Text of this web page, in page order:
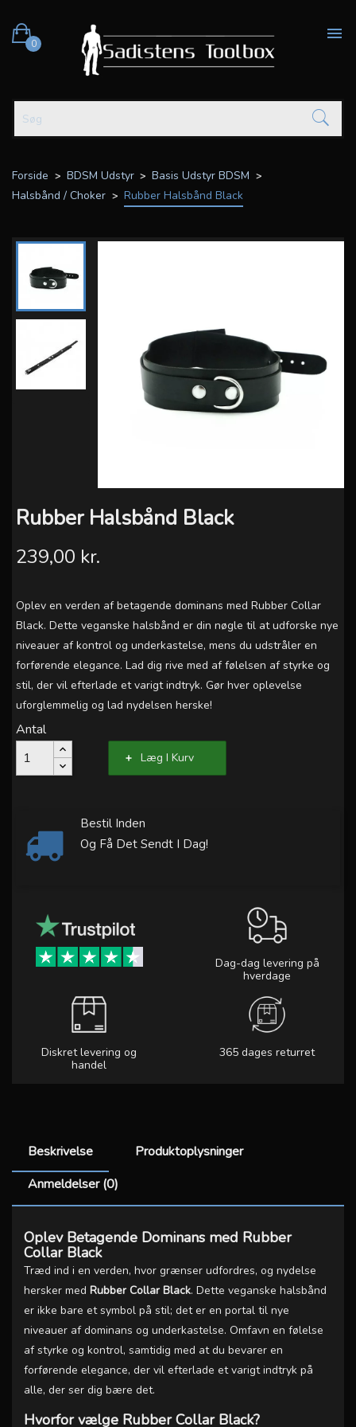
0

Forside BDSM Udstyr
Basis Udstyr BDSM
Halsbånd / Choker
Rubber Halsbånd Black
Rubber Halsbånd Black
239,00 kr.
Oplev en verden af betagende dominans med Rubber Collar
Black. Dette veganske halsbånd er din nøgle til at udforske nye
niveauer af kontrol og underkastelse, mens du udstråler en
forførende elegance. Lad dig rive med af følelsen af styrke og
stil, der vil efterlade et varigt indtryk. Gør hver oplevelse
uforglemmelig og lad nydelsen herske!
Antal
Læg I Kurv
Bestil Inden
Og Få Det Sendt I Dag!
Dag-dag levering på
hverdage
Diskret levering og
handel
365 dages returret
Beskrivelse
Produktoplysninger
Anmeldelser (0)
Oplev Betagende Dominans med Rubber
Collar Black
Træd ind i en verden, hvor grænser udfordres, og nydelse
hersker med Rubber Collar Black. Dette veganske halsbånd
er ikke bare et symbol på stil; det er en portal til nye
niveauer af dominans og underkastelse. Omfavn en følelse
af styrke og kontrol, samtidig med at du bevarer en
forførende elegance, der vil efterlade et varigt indtryk på
alle, der ser dig bære det.
Hvorfor vælge Rubber Collar Black?